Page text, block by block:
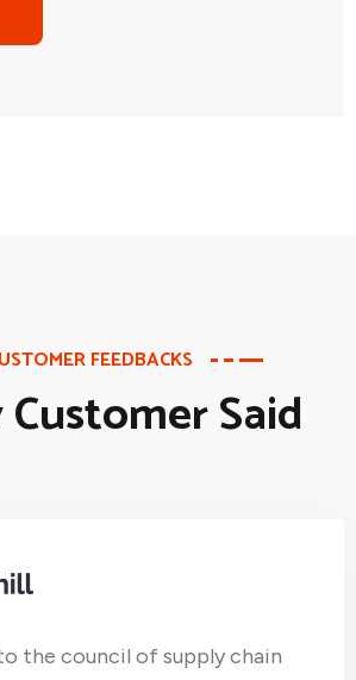
FEEDBACKS
Said
the council of supply chain